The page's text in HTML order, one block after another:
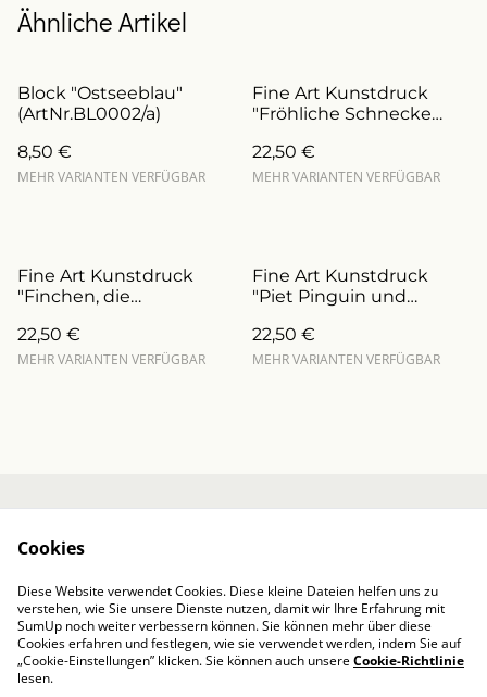
Ähnliche Artikel
Block "Ostseeblau"
(ArtNr.BL0002/a)
8,50 €
MEHR VARIANTEN VERFÜGBAR
Fine Art Kunstdruck
"Fröhliche Schnecke
(Art.Nr.: DFA0014)
22,50 €
MEHR VARIANTEN VERFÜGBAR
Fine Art Kunstdruck
"Finchen, die
personalisierbar (Art.Nr.:
DFA0007)
22,50 €
MEHR VARIANTEN VERFÜGBAR
Fine Art Kunstdruck
"Piet Pinguin und
DFA0030.M)
22,50 €
MEHR VARIANTEN VERFÜGBAR
AGB / Impressum
SumUp
Cookie-Richtlinie
Cookies
Diese Website verwendet Cookies. Diese kleine Dateien helfen uns zu
verstehen, wie Sie unsere Dienste nutzen, damit wir Ihre Erfahrung mit
SumUp noch weiter verbessern können. Sie können mehr über diese
Cookies erfahren und festlegen, wie sie verwendet werden, indem Sie auf
„Cookie-Einstellungen” klicken. Sie können auch unsereCookie-Richtlinie
lesen.